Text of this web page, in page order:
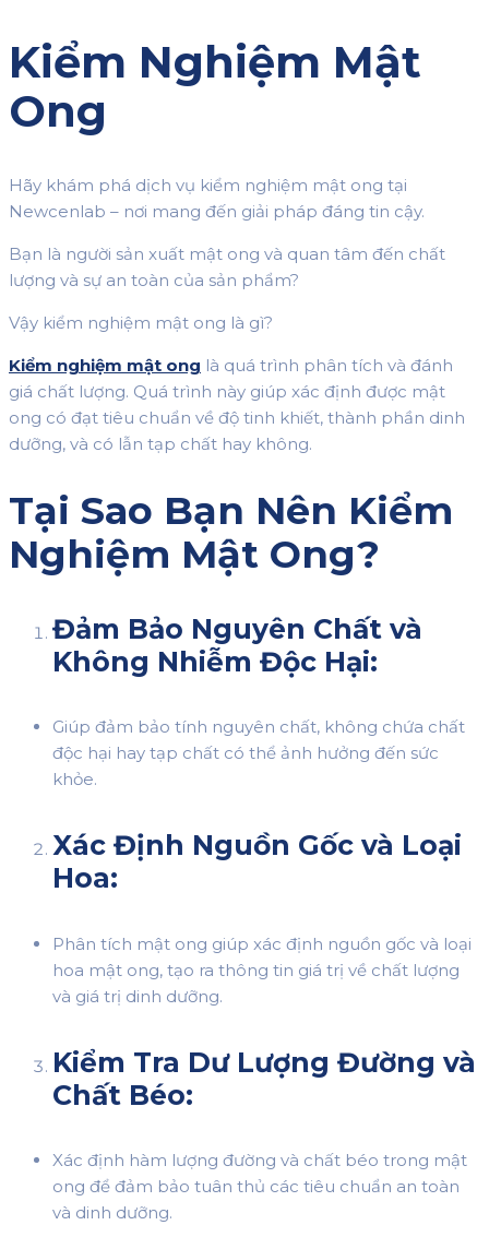
Kiểm Nghiệm Mật
Ong
Hãy khám phá dịch vụ kiểm nghiệm mật ong tại
Newcenlab – nơi mang đến giải pháp đáng tin cậy.
Bạn là người sản xuất mật ong và quan tâm đến chất
lượng và sự an toàn của sản phẩm?
Vậy kiểm nghiệm mật ong là gì?
Kiểm nghiệm mật ong là quá trình phân tích và đánh
giá chất lượng. Quá trình này giúp xác định được mật
ong có đạt tiêu chuẩn về độ tinh khiết, thành phần dinh
dưỡng, và có lẫn tạp chất hay không.
Tại Sao Bạn Nên Kiểm
Nghiệm Mật Ong?
Đảm Bảo Nguyên Chất và
Không Nhiễm Độc Hại:
Giúp đảm bảo tính nguyên chất, không chứa chất
độc hại hay tạp chất có thể ảnh hưởng đến sức
khỏe.
Xác Định Nguồn Gốc và Loại
Hoa:
Phân tích mật ong giúp xác định nguồn gốc và loại
hoa mật ong, tạo ra thông tin giá trị về chất lượng
và giá trị dinh dưỡng.
Kiểm Tra Dư Lượng Đường và
Chất Béo:
Xác định hàm lượng đường và chất béo trong mật
ong để đảm bảo tuân thủ các tiêu chuẩn an toàn
và dinh dưỡng.